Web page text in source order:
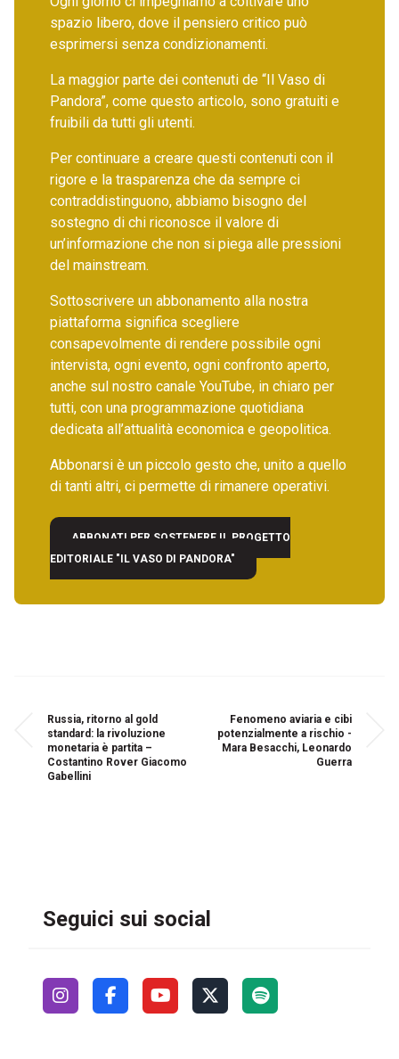
spazio libero, dove il pensiero critico può
esprimersi senza condizionamenti.
La maggior parte dei contenuti de “Il Vaso di
Pandora”, come questo articolo, sono gratuiti e
fruibili da tutti gli utenti.
Per continuare a creare questi contenuti con il
rigore e la trasparenza che da sempre ci
contraddistinguono, abbiamo bisogno del
sostegno di chi riconosce il valore di
un’informazione che non si piega alle pressioni
del mainstream.
Sottoscrivere un abbonamento alla nostra
piattaforma significa scegliere
consapevolmente di rendere possibile ogni
intervista, ogni evento, ogni confronto aperto,
anche sul nostro canale YouTube, in chiaro per
tutti, con una programmazione quotidiana
dedicata all’attualità economica e geopolitica.
Abbonarsi è un piccolo gesto che, unito a quello
di tanti altri, ci permette di rimanere operativi.
ABBONATI PER SOSTENERE IL PROGETTO
EDITORIALE "IL VASO DI PANDORA"
Russia, ritorno al gold
standard: la rivoluzione
monetaria è partita –
Costantino Rover Giacomo
Gabellini
Fenomeno aviaria e cibi
potenzialmente a rischio -
Mara Besacchi, Leonardo
Guerra
Seguici sui social